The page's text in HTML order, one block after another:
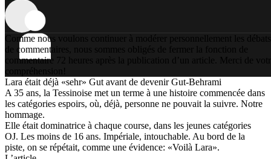
Comme nous voulons continuer à modérer personnellement les débats
de commentaires, nous sommes obligés de fermer la fonction de
commentaire 72 heures après la publication d’un article. Merci de
compréhension!
Lara était déjà «sehr» Gut avant de devenir Gut-Behrami
A 35 ans, la Tessinoise met un terme à une histoire commencée dans
les catégories espoirs, où, déjà, personne ne pouvait la suivre. Notre
hommage.
Elle était dominatrice à chaque course, dans les jeunes catégories
OJ. Les moins de 16 ans. Impériale, intouchable. Au bord de la
piste, on se répétait, comme une évidence: «Voilà Lara».